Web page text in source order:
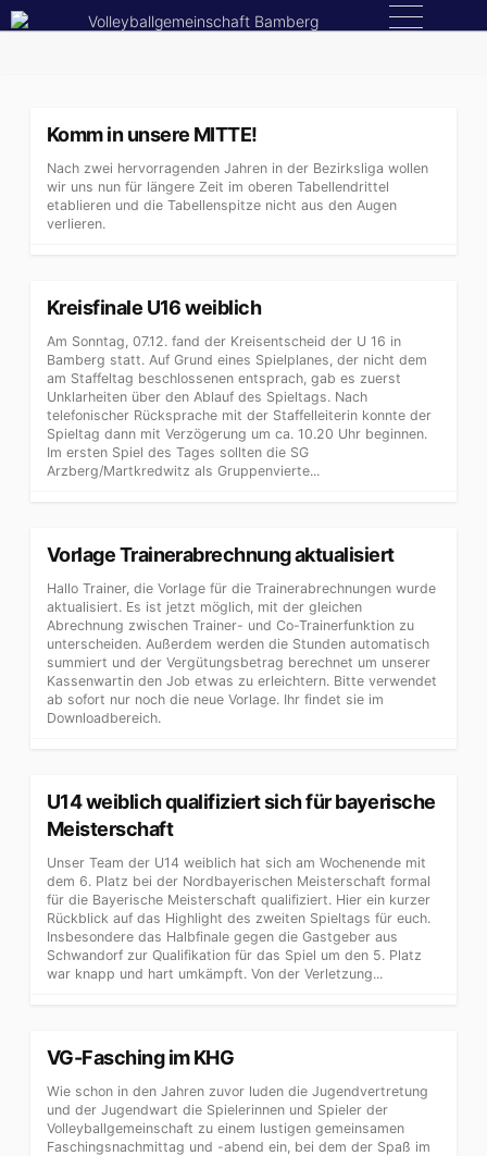
Skip
Menu
Komm in unsere MITTE!
Nach zwei hervorragenden Jahren in der Bezirksliga wollen
wir uns nun für längere Zeit im oberen Tabellendrittel
etablieren und die Tabellenspitze nicht aus den Augen
verlieren.
Kreisfinale U16 weiblich
Am Sonntag, 07.12. fand der Kreisentscheid der U 16 in
Bamberg statt. Auf Grund eines Spielplanes, der nicht dem
am Staffeltag beschlossenen entsprach, gab es zuerst
Unklarheiten über den Ablauf des Spieltags. Nach
telefonischer Rücksprache mit der Staffelleiterin konnte der
Spieltag dann mit Verzögerung um ca. 10.20 Uhr beginnen.
Im ersten Spiel des Tages sollten die SG
Arzberg/Martkredwitz als Gruppenvierte...
Vorlage Trainerabrechnung aktualisiert
Hallo Trainer, die Vorlage für die Trainerabrechnungen wurde
aktualisiert. Es ist jetzt möglich, mit der gleichen
Abrechnung zwischen Trainer- und Co-Trainerfunktion zu
unterscheiden. Außerdem werden die Stunden automatisch
summiert und der Vergütungsbetrag berechnet um unserer
Kassenwartin den Job etwas zu erleichtern. Bitte verwendet
ab sofort nur noch die neue Vorlage. Ihr findet sie im
Downloadbereich.
U14 weiblich qualifiziert sich für bayerische
Meisterschaft
Unser Team der U14 weiblich hat sich am Wochenende mit
dem 6. Platz bei der Nordbayerischen Meisterschaft formal
für die Bayerische Meisterschaft qualifiziert. Hier ein kurzer
Rückblick auf das Highlight des zweiten Spieltags für euch.
Insbesondere das Halbfinale gegen die Gastgeber aus
Schwandorf zur Qualifikation für das Spiel um den 5. Platz
war knapp und hart umkämpft. Von der Verletzung...
VG-Fasching im KHG
Wie schon in den Jahren zuvor luden die Jugendvertretung
und der Jugendwart die Spielerinnen und Spieler der
Volleyballgemeinschaft zu einem lustigen gemeinsamen
Faschingsnachmittag und -abend ein, bei dem der Spaß im